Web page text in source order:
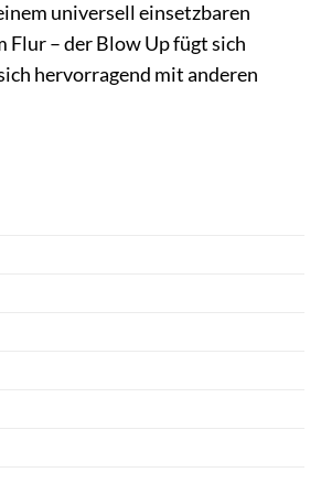
universell einsetzbaren
Flur – der Blow Up fügt sich
hervorragend mit anderen